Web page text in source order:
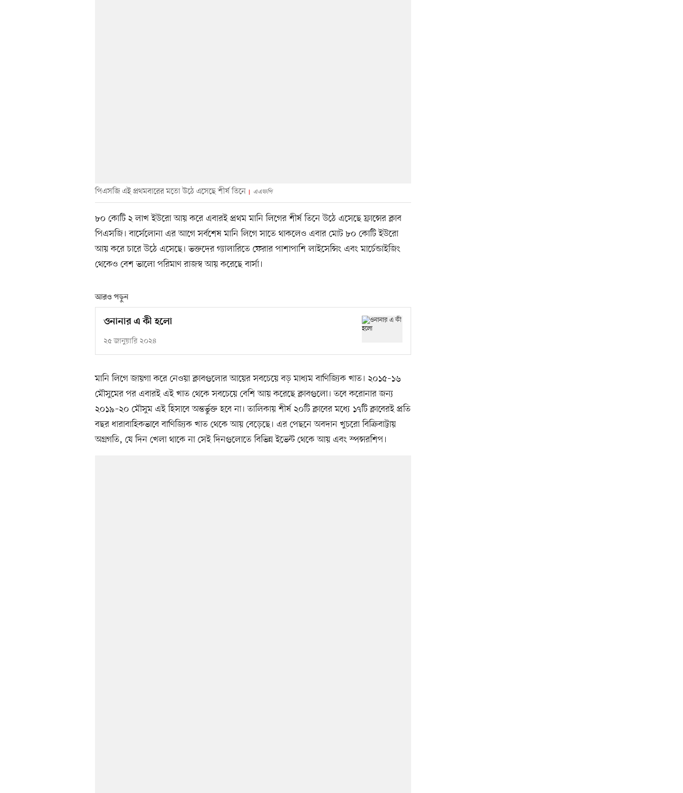
পিএসজি এই প্রথমবারের মতো উঠে এসেছে শীর্ষ তিনে এএফপি
৮০ কোটি ২ লাখ ইউরো আয় করে এবারই প্রথম মানি লিগের শীর্ষ তিনে উঠে এসেছে ফ্রান্সের ক্লাব
পিএসজি। বার্সেলোনা এর আগে সর্বশেষ মানি লিগে সাতে থাকলেও এবার মোট ৮০ কোটি ইউরো
আয় করে চারে উঠে এসেছে। ভক্তদের গ্যালারিতে ফেরার পাশাপাশি লাইসেন্সিং এবং মার্চেন্ডাইজিং
থেকেও বেশ ভালো পরিমাণ রাজস্ব আয় করেছে বার্সা।
আরও পড়ুন
ওনানার এ কী হলো
২৫ জানুয়ারি ২০২৪
মানি লিগে জায়গা করে নেওয়া ক্লাবগুলোর আয়ের সবচেয়ে বড় মাধ্যম বাণিজ্যিক খাত। ২০১৫–১৬
মৌসুমের পর এবারই এই খাত থেকে সবচেয়ে বেশি আয় করেছে ক্লাবগুলো। তবে করোনার জন্য
২০১৯–২০ মৌসুম এই হিসাবে অন্তর্ভুক্ত হবে না। তালিকায় শীর্ষ ২০টি ক্লাবের মধ্যে ১৭টি ক্লাবেরই প্রতি
বছর ধারাবাহিকভাবে বাণিজ্যিক খাত থেকে আয় বেড়েছে। এর পেছনে অবদান খুচরো বিক্রিবাট্টায়
অগ্রগতি, যে দিন খেলা থাকে না সেই দিনগুলোতে বিভিন্ন ইভেন্ট থেকে আয় এবং স্পন্সরশিপ।